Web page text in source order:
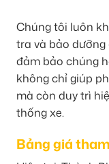
Chúng tôi luôn
tra và bảo
đảm bảo chúng
không chỉ giúp
mà còn duy trì
thống xe.
Bảng giá